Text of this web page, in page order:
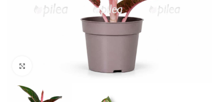
Нажмите, чтобы увеличить